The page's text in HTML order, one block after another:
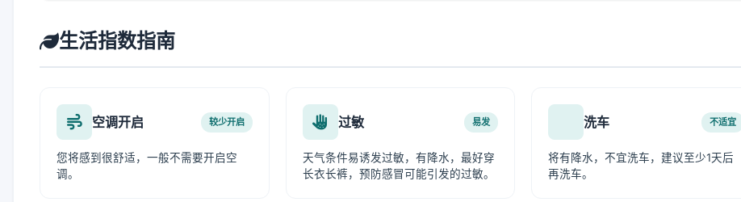
生活指数指南
空调开启 较少开启
您将感到很舒适，一般不需要开启空
调。
过敏 易发
天气条件易诱发过敏，有降水，最好穿
长衣长裤，预防感冒可能引发的过敏。
洗车 不适宜
将有降水，不宜洗车，建议至少1天后
再洗车。